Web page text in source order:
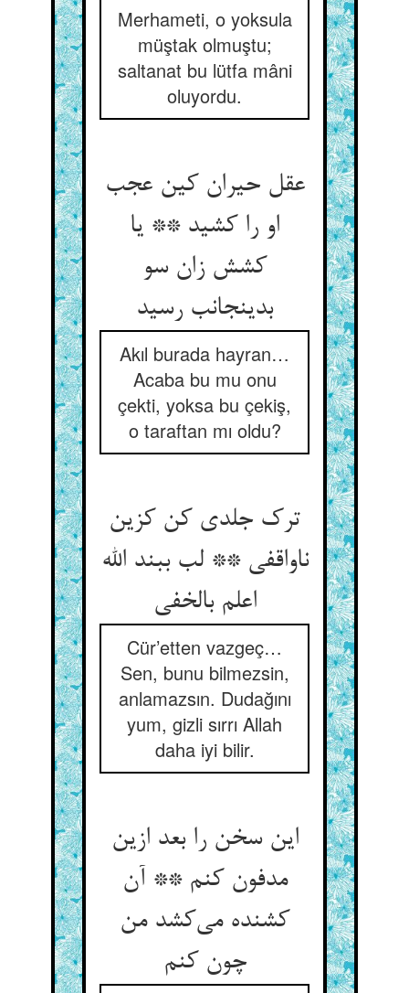
Merhameti, o yoksula
müştak olmuştu;
saltanat bu lütfa mâni
oluyordu.
عقل حیران کین عجب
او را کشید ** یا
کشش زان سو
بدینجانب رسید
Akıl burada hayran…
Acaba bu mu onu
çekti, yoksa bu çekiş,
o taraftan mı oldu?
ترک جلدی کن کزین
ناواقفی ** لب ببند الله
اعلم بالخفی
Cür’etten vazgeç…
Sen, bunu bilmezsin,
anlamazsın. Dudağını
yum, gizli sırrı Allah
daha iyi bilir.
این سخن را بعد ازین
مدفون کنم ** آن
کشنده می‌کشد من
چون کنم